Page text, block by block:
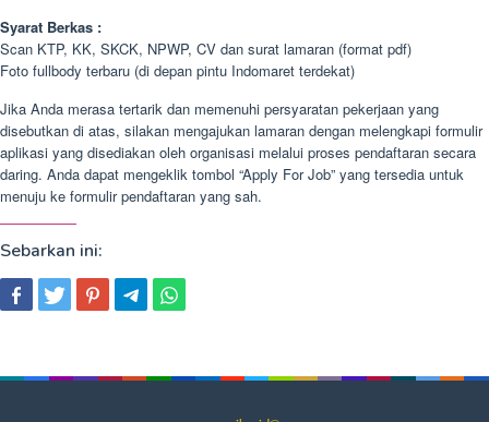
Syarat Berkas :
Scan KTP, KK, SKCK, NPWP, CV dan surat lamaran (format pdf)
Foto fullbody terbaru (di depan pintu Indomaret terdekat)
Jika Anda merasa tertarik dan memenuhi persyaratan pekerjaan yang
disebutkan di atas, silakan mengajukan lamaran dengan melengkapi formulir
aplikasi yang disediakan oleh organisasi melalui proses pendaftaran secara
daring. Anda dapat mengeklik tombol “Apply For Job” yang tersedia untuk
menuju ke formulir pendaftaran yang sah.
Sebarkan ini: